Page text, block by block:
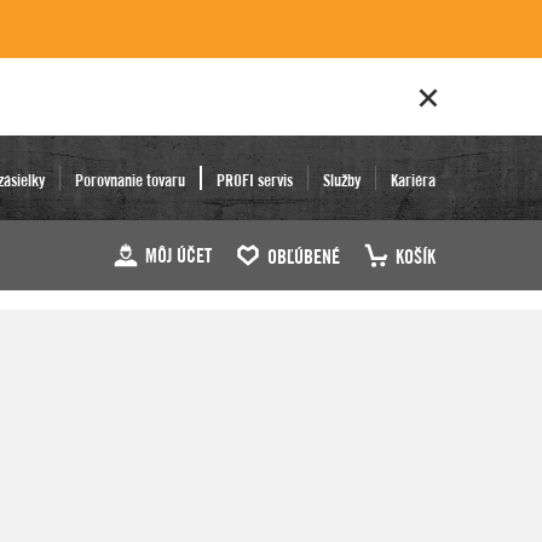
Porovnanie tovaru PROFI servis Služby Kariéra
MÔJ ÚČET OBĽÚBENÉ KOŠÍK